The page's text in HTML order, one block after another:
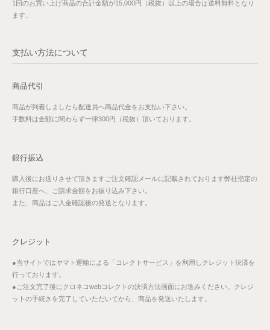
1回のお買い上げ商品の合計金額が15,000円（税抜）以上の場合は送料無料となり
ます。
支払い方法について
商品代引
商品が到着しましたら配達員へ商品代金をお支払い下さい。
手数料は金額に関わらず一律300円（税抜）頂いております。
銀行振込
購入後にお送りさせて頂きますご注文確認メールに記載されております弊社指定の
銀行口座へ、ご請求金額をお振り込み下さい。
また、商品はご入金確認後の発送となります。
クレジット
●当サイトではヤマト運輸による「コレクトサービス」を利用しクレジット決済を
行っております。
●ご注文完了後にクロネコwebコレクトの決済方法画面にお進みください。クレジ
ットの手続きを完了していただいてから、商品を発送いたします。